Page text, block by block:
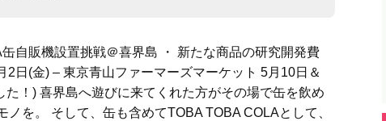
自販機設置挑戦＠喜界島 ・ 新たな商品の研究開発費
日(金) – 東京青山ファーマーズマーケット 5月10日＆
！) 喜界島へ遊びに来てくれた方がその場で缶を飲め
を。 そして、缶も含めてTOBA TOBA COLAとして、